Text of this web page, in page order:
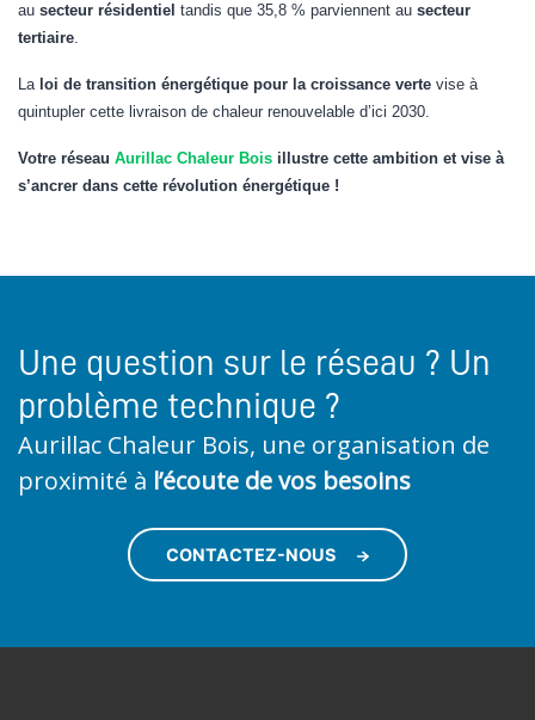
au secteur résidentiel tandis que 35,8 % parviennent au secteur
tertiaire.
La loi de transition énergétique pour la croissance verte vise à
quintupler cette livraison de chaleur renouvelable d’ici 2030.
Votre réseau Aurillac Chaleur Bois illustre cette ambition et vise à
s’ancrer dans cette révolution énergétique !
Une question sur le réseau ? Un
problème technique ?
Aurillac Chaleur Bois, une organisation de
proximité à l’écoute de vos besoins
CONTACTEZ-NOUS